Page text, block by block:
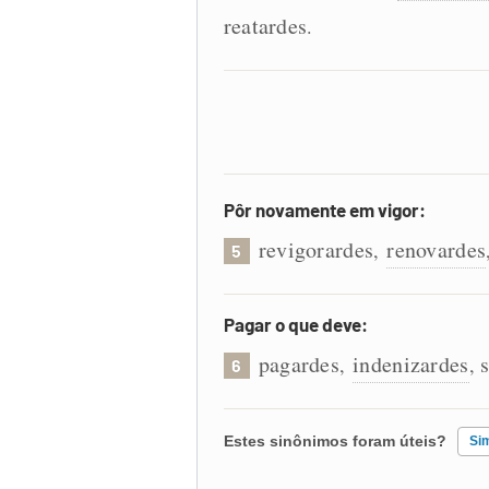
reatardes.
Pôr novamente em vigor:
5 revigorardes, renovardes
Pagar o que deve:
6 pagardes, indenizardes,
Estes sinônimos foram úteis?